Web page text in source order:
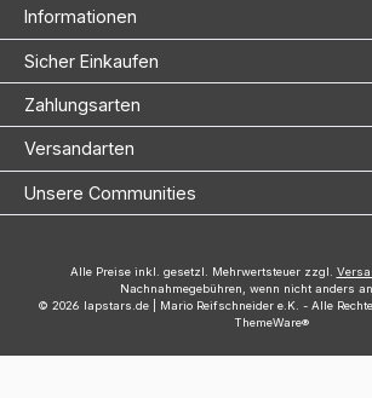
Informationen
Sicher Einkaufen
Zahlungsarten
Versandarten
Unsere Communities
Alle Preise inkl. gesetzl. Mehrwertsteuer zzgl.
Nachnahmegebühren, wenn nicht anders
© 2026 lapstars.de | Mario Reifschneider e.K. - Alle
ThemeWare®